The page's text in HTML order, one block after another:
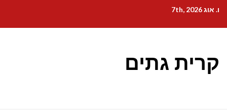
content
ו. אוג 7th, 2026
קרית גתים